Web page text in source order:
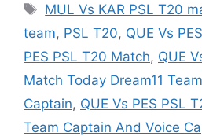
Tags
MUL Vs KAR PSL T20
team, PSL T20, QUE Vs
PES PSL T20 Match, QUE
Match Today Dream11
Captain, QUE Vs PES PSL
Team Captain And Voice